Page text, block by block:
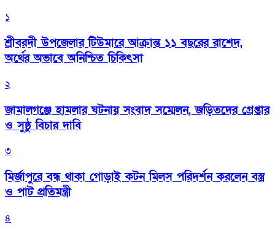
১
শ্রীবরদী উপজেলার টিউমারে আক্রান্ত ১১ বছরের রাশেদ,
অর্থের অভাবে অনিশ্চিত চিকিৎসা
২
জামালগঞ্জে হামলার ঘটনায় সংবাদ সম্মেলন, জড়িতদের গ্রেপ্তার
ও সুষ্ঠু বিচার দাবি
৩
মির্জাপুরে বন্ধ থাকা গোড়াই কটন মিলস পরিদর্শন করলেন বস্ত্র
ও পাট প্রতিমন্ত্রী
৪